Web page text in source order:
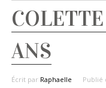
ANS
Écrit par Raphaelle Publié